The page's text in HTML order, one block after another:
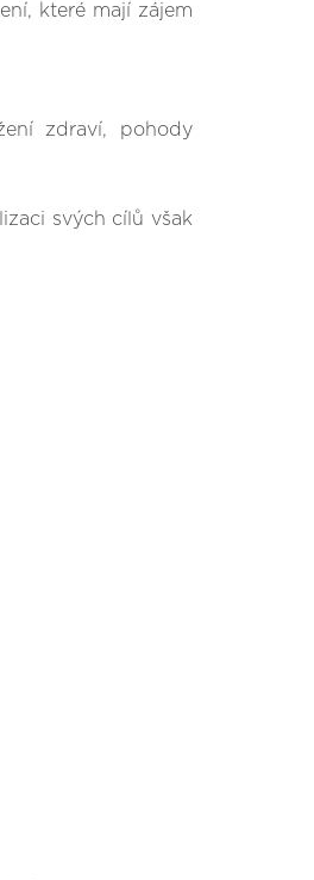
které mají zájem
zdraví, pohody
svých cílů však